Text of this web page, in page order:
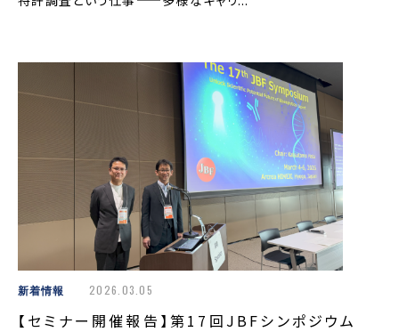
新着情報 2026.03.05
【セミナー開催報告】第17回JBFシンポジウム